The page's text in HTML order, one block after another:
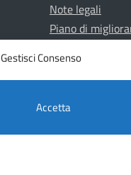
Gestisci Consenso
Accetta
Note legali
Piano di